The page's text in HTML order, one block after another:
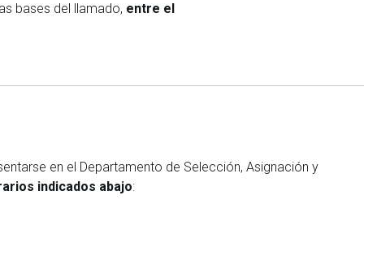
bases del llamado, entre el
en el Departamento de Selección, Asignación y
indicados abajo: